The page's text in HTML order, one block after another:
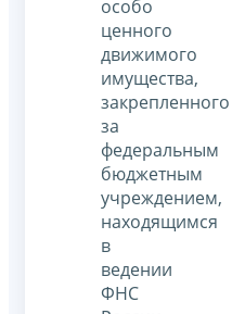
особо
ценного
движимого
имущества,
закрепленного
за
федеральным
бюджетным
учреждением,
находящимся
в
ведении
ФНС